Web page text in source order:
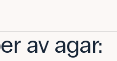
av agar: